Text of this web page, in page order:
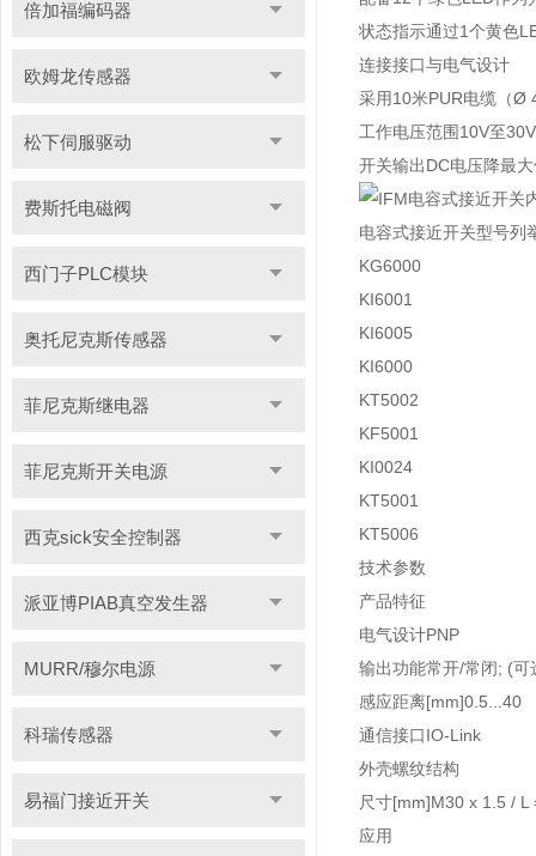
倍加福编码器
欧姆龙传感器
松下伺服驱动
费斯托电磁阀
西门子PLC模块
奥托尼克斯传感器
菲尼克斯继电器
菲尼克斯开关电源
西克sick安全控制器
派亚博PIAB真空发生器
MURR/穆尔电源
科瑞传感器
易福门接近开关
状态指示通过1个黄色
连接接口与电气设计
采用10米PUR电缆（Ø
工作电压范围10V至
开关输出DC电压降最
电容式接近开关型号列
KG6000
KI6001
KI6005
KI6000
KT5002
KF5001
KI0024
KT5001
KT5006
技术参数
产品特征
电气设计PNP
输出功能常开/常闭; (可
感应距离[mm]0.5...40
通信接口IO-Link
外壳螺纹结构
尺寸[mm]M30 x 1.5 / L
应用